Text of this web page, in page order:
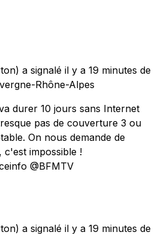
a signalé il y a 19 minutes de
Rhône-Alpes
durer 10 jours sans Internet
pas de couverture 3 ou
On nous demande de
impossible !
@BFMTV
a signalé il y a 19 minutes de